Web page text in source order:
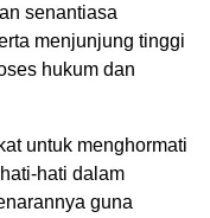
senantiasa
menjunjung tinggi
hukum dan
untuk menghormati
hati dalam
guna